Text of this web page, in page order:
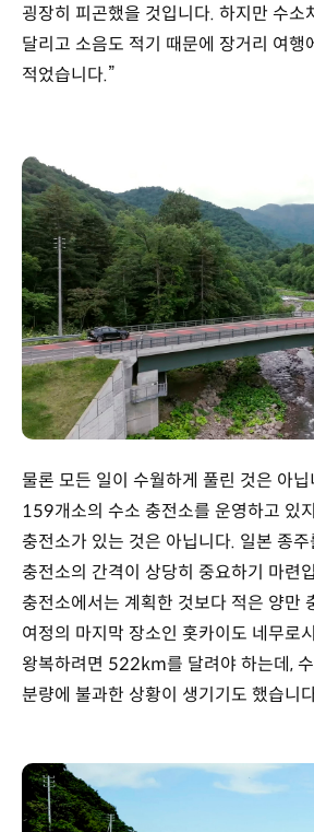
굉장히 피곤했을 것입니다. 하지만 수소
달리고 소음도 적기 때문에 장거리 여행
적었습니다.”
물론 모든 일이 수월하게 풀린 것은 아닙
159개소의 수소 충전소를 운영하고 있
충전소가 있는 것은 아닙니다. 일본 종
충전소의 간격이 상당히 중요하기 마련
충전소에서는 계획한 것보다 적은 양만
여정의 마지막 장소인 홋카이도 네무로
왕복하려면 522km를 달려야 하는데,
분량에 불과한 상황이 생기기도 했습니